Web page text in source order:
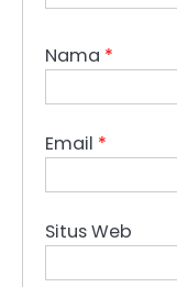
Nama *
Email *
Situs Web